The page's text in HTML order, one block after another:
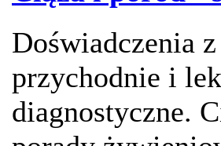
Doświadczenia
przychodnie i
diagnostyczne.